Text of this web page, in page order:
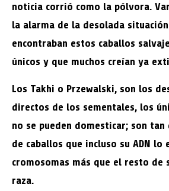
noticia corrió como la pólvora.
la alarma de la desolada
encontraban estos caballos
únicos y que muchos creían ya
Los Takhi o Przewalski, son los
directos de los sementales, los
no se pueden domesticar; son
de caballos que incluso su ADN lo
cromosomas más que el resto de
raza.